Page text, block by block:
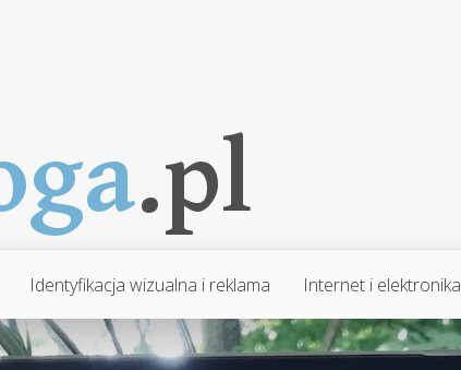
Identyfikacja wizualna i reklama Internet i elektronika